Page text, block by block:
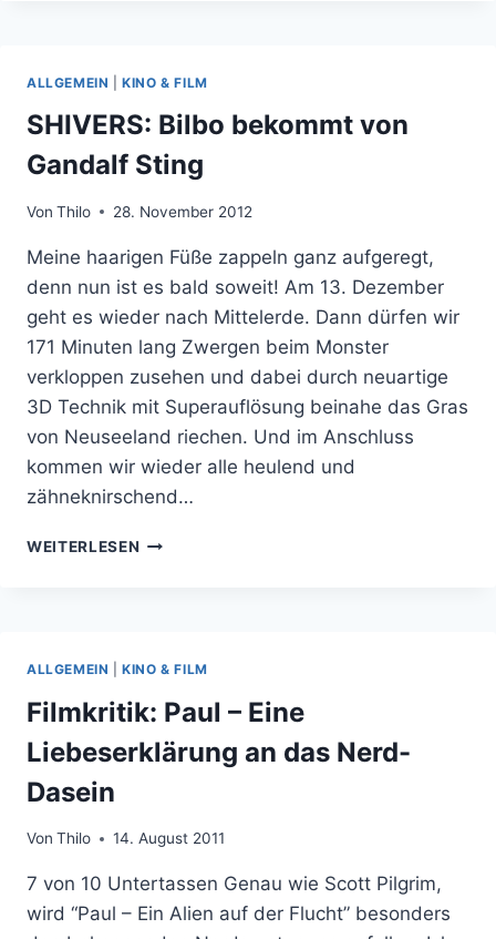
ALLGEMEIN |KINO & FILM
SHIVERS: Bilbo bekommt von
Gandalf Sting
Von Thilo 28. November 2012
Meine haarigen Füße zappeln ganz aufgeregt,
denn nun ist es bald soweit! Am 13. Dezember
geht es wieder nach Mittelerde. Dann dürfen wir
171 Minuten lang Zwergen beim Monster
verkloppen zusehen und dabei durch neuartige
3D Technik mit Superauflösung beinahe das Gras
von Neuseeland riechen. Und im Anschluss
kommen wir wieder alle heulend und
zähneknirschend…
WEITERLESEN SHIVERS:
ALLGEMEIN |KINO & FILM
Filmkritik: Paul – Eine
Liebeserklärung an das Nerd-
Dasein
Von Thilo 14. August 2011
7 von 10 Untertassen Genau wie Scott Pilgrim,
wird “Paul – Ein Alien auf der Flucht” besonders